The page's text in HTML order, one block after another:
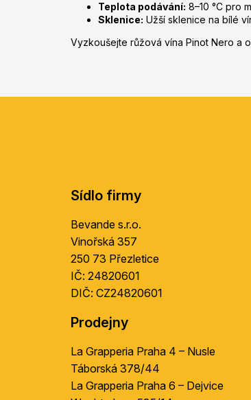
Teplota podávání: 8–10 °C pro
Sklenice: Užší sklenice na bílé
Vyzkoušejte růžová vína Pinot Nero a
Sídlo firmy
Bevande s.r.o.
Vinořská 357
250 73 Přezletice
IČ: 24820601
DIČ: CZ24820601
Prodejny
La Grapperia Praha 4 – Nusle
Táborská 378/44
La Grapperia Praha 6 – Dejvice